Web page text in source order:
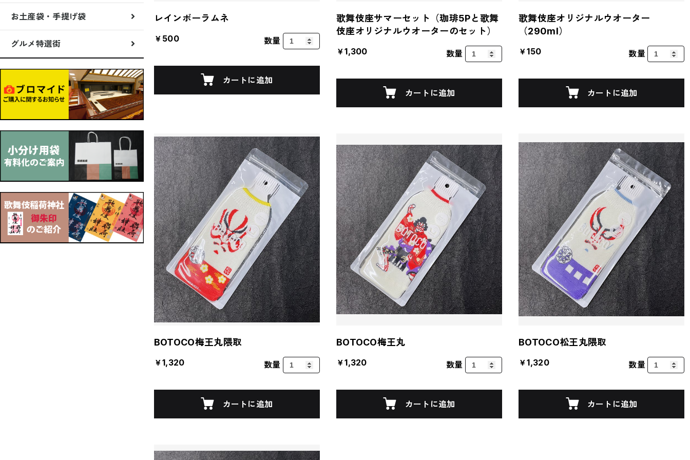
お土産袋・手提げ袋
グルメ特選街
レインボーラムネ
￥500 数量
カートに追加
歌舞伎座サマーセット（珈琲5Pと歌舞
伎座オリジナルウオーターのセット）
￥1,300 数量
カートに追加
歌舞伎座オリジナルウオーター
（290ml）
￥150 数量
カートに追加
BOTOCO梅王丸隈取
￥1,320 数量
カートに追加
BOTOCO梅王丸
￥1,320 数量
カートに追加
BOTOCO松王丸隈取
￥1,320 数量
カートに追加